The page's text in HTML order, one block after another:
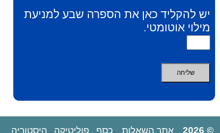
יש להקליד כאן את הספרה שבע למניעת
מילוי אוטומטי.
© 2026 אתר השאלות כסף פוליטיקה היסטוריה